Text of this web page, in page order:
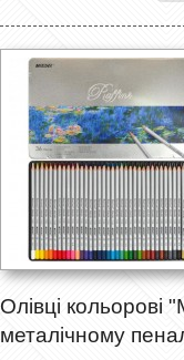
Олівці кольорові
металічному